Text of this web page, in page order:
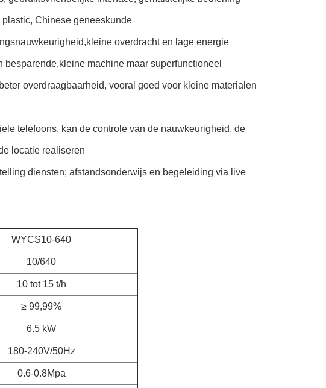
Chinese geneeskunde
overdracht en lage energie
machine maar superfunctioneel
overdraagbaarheid, vooral goed voor kleine materialen
telefoons, kan de controle van de nauwkeurigheid, de
locatie realiseren
diensten; afstandsonderwijs en begeleiding via live
WYCS10-640
10/640
10 tot 15 t/h
≥ 99,99%
6.5 kW
180-240V/50Hz
0.6-0.8Mpa